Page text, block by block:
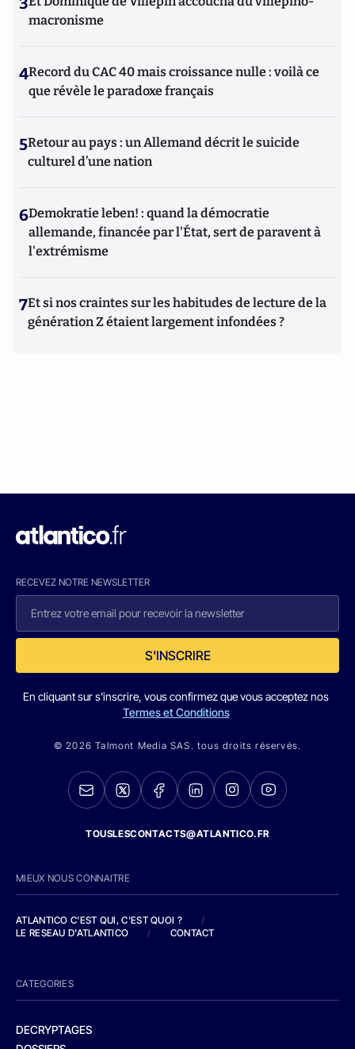
macronisme
4Record du CAC 40 mais croissance nulle : voilà ce
que révèle le paradoxe français
5Retour au pays : un Allemand décrit le suicide
culturel d’une nation
6Demokratie leben! : quand la démocratie
allemande, financée par l'État, sert de paravent à
l'extrémisme
7Et si nos craintes sur les habitudes de lecture de la
génération Z étaient largement infondées ?
RECEVEZ NOTRE NEWSLETTER
S'INSCRIRE
En cliquant sur s'inscrire, vous confirmez que vous acceptez nos
Termes et Conditions
© 2026 Talmont Media SAS. tous droits réservés.
TOUSLESCONTACTS@ATLANTICO.FR
MIEUX NOUS CONNAITRE
ATLANTICO C'EST QUI, C'EST QUOI ?
/
LE RESEAU D'ATLANTICO
/ CONTACT
CATEGORIES
DECRYPTAGES